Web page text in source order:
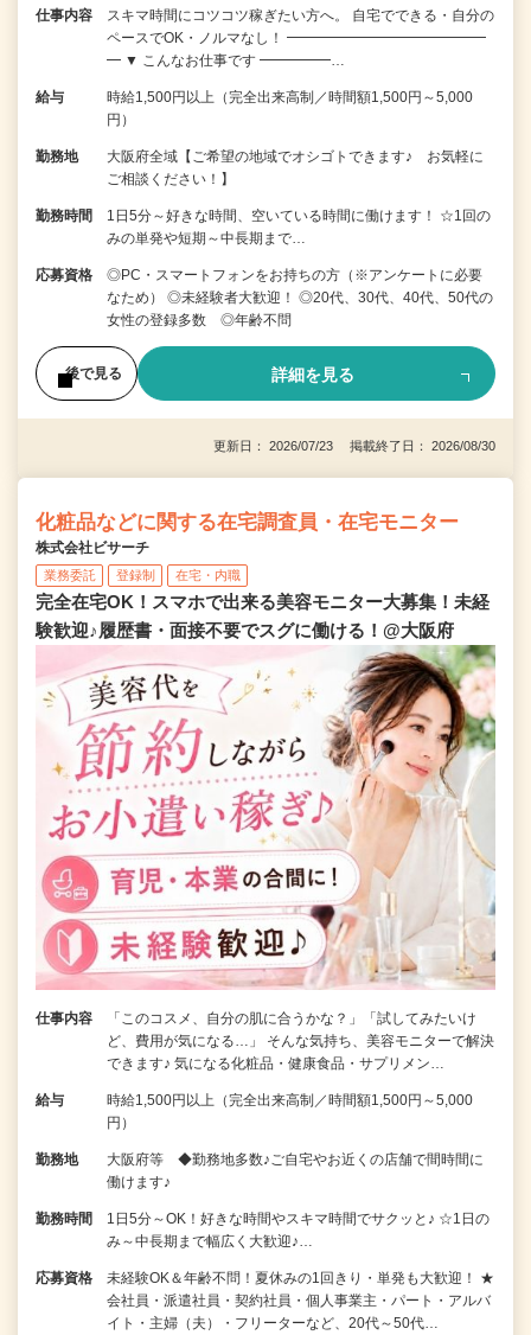
仕事内容
スキマ時間にコツコツ稼ぎたい方へ。 自宅でできる・自分の
ペースでOK・ノルマなし！ ━━━━━━━━━━━━━━
━ ▼ こんなお仕事です ━━━━━…
給与
時給1,500円以上（完全出来高制／時間額1,500円～5,000
円）
勤務地
大阪府全域【ご希望の地域でオシゴトできます♪ お気軽に
ご相談ください！】
勤務時間
1日5分～好きな時間、空いている時間に働けます！ ☆1回の
みの単発や短期～中長期まで…
応募資格
◎PC・スマートフォンをお持ちの方（※アンケートに必要
なため） ◎未経験者大歓迎！ ◎20代、30代、40代、50代の
女性の登録多数 ◎年齢不問
後で見る 詳細を見る
更新日： 2026/07/23 掲載終了日： 2026/08/30
化粧品などに関する在宅調査員・在宅モニター
株式会社ビサーチ
業務委託 登録制 在宅・内職
完全在宅OK！スマホで出来る美容モニター大募集！未経
験歓迎♪履歴書・面接不要でスグに働ける！@大阪府
仕事内容
「このコスメ、自分の肌に合うかな？」「試してみたいけ
ど、費用が気になる…」 そんな気持ち、美容モニターで解決
できます♪ 気になる化粧品・健康食品・サプリメン…
給与
時給1,500円以上（完全出来高制／時間額1,500円～5,000
円）
勤務地
大阪府等 ◆勤務地多数♪ご自宅やお近くの店舗で間時間に
働けます♪
勤務時間
1日5分～OK！好きな時間やスキマ時間でサクッと♪ ☆1日の
み～中長期まで幅広く大歓迎♪…
応募資格
未経験OK＆年齢不問！夏休みの1回きり・単発も大歓迎！ ★
会社員・派遣社員・契約社員・個人事業主・パート・アルバ
イト・主婦（夫）・フリーターなど、20代～50代…